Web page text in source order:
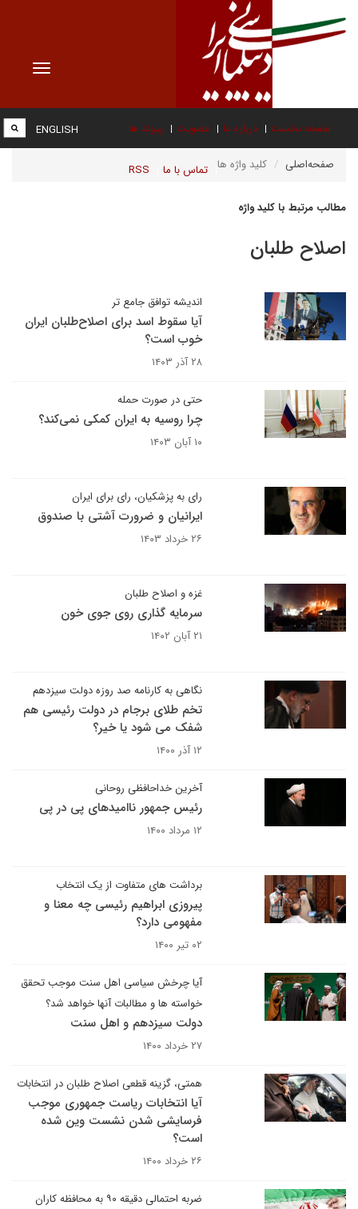
Toggle
صفحه نخست درباره ما عضویت پیوند ها
تماس با ما RSS
ENGLISH
صفحه‌اصلی کلید واژه ها
مطالب مرتبط با کلید واژه
اصلاح طلبان
اندیشه توافق جامع تر
آیا سقوط اسد برای اصلاح‌طلبان ایران
خوب است؟
۲۸ آذر ۱۴۰۳
حتی در صورت حمله
چرا روسیه به ایران کمکی نمی‌کند؟
۱۰ آبان ۱۴۰۳
رای به پزشکیان، رای برای ایران
ایرانیان و ضرورت آشتی با صندوق
۲۶ خرداد ۱۴۰۳
غزه و اصلاح طلبان
سرمایه گذاری روی جوی خون
۲۱ آبان ۱۴۰۲
نگاهی به کارنامه صد روزه دولت سیزدهم
تخم طلای برجام در دولت رئیسی هم
شفک می شود یا خیر؟
۱۲ آذر ۱۴۰۰
آخرین خداحافظی روحانی
رئیس جمهور ناامیدهای پی در پی
۱۲ مرداد ۱۴۰۰
برداشت های متفاوت از یک انتخاب
پیروزی ابراهیم رئیسی چه معنا و
مفهومی دارد؟
۰۲ تیر ۱۴۰۰
آیا چرخش سیاسی اهل سنت موجب تحقق
خواسته ها و مطالبات آنها خواهد شد؟
دولت سیزدهم و اهل سنت
۲۷ خرداد ۱۴۰۰
همتی، گزینه قطعی اصلاح طلبان در انتخابات
آیا انتخابات ریاست جمهوری موجب
فرسایشی شدن نشست وین شده
است؟
۲۶ خرداد ۱۴۰۰
ضربه احتمالی دقیقه ۹۰ به محافظه کاران